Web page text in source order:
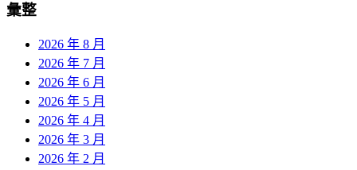
彙整
2026 年 8 月
2026 年 7 月
2026 年 6 月
2026 年 5 月
2026 年 4 月
2026 年 3 月
2026 年 2 月